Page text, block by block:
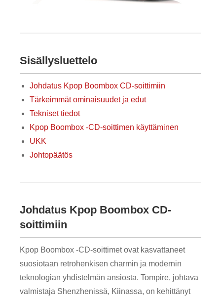
Sisällysluettelo
Johdatus Kpop Boombox CD-soittimiin
Tärkeimmät ominaisuudet ja edut
Tekniset tiedot
Kpop Boombox -CD-soittimen käyttäminen
UKK
Johtopäätös
Johdatus Kpop Boombox CD-
soittimiin
Kpop Boombox -CD-soittimet ovat kasvattaneet
suosiotaan retrohenkisen charmin ja modernin
teknologian yhdistelmän ansiosta. Tompire, johtava
valmistaja Shenzhenissä, Kiinassa, on kehittänyt